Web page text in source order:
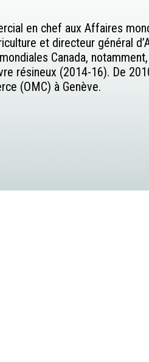
en chef aux Affaires
et directeur général
Canada,
résineux (2014-16). De
(OMC) à Genève.